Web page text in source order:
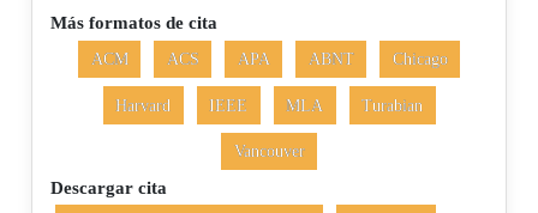
Más formatos de cita
ACM ACS APA ABNT Chicago
Harvard IEEE MLA Turabian
Vancouver
Descargar cita